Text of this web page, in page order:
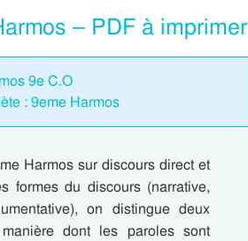
– PDF à imprimer
9e C.O
: 9eme Harmos
Harmos sur discours direct et
formes du discours (narrative,
on distingue deux
dont les paroles sont